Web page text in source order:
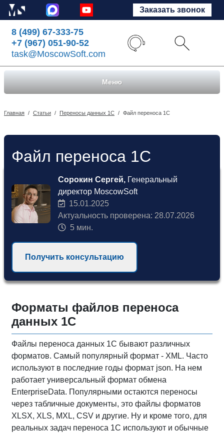
Заказать звонок
8 (499) 67-333-75
+7 (967) 051-90-52
task@MoscowSoft.com
Меню
Главная / Статьи / Переносы данных 1С / Файл переноса 1С
Файл переноса 1С
Сорокин Сергей, Генеральный
директор MoscowSoft
15.01.2025
Актуальность проверена: 28.07.2026
5 мин.
Получить консультацию
Форматы файлов переноса
данных 1С
Файлы переноса данных 1С бывают различных
форматов. Самый популярный формат - XML. Часто
используют в последние годы формат json. На нем
работает универсальный формат обмена
EnterpriseData. Популярными остаются переносы
через табличные документы, это файлы форматов
XLSX, XLS, MXL, CSV и другие. Ну и кроме того, для
реальных задач переноса 1С используют и обычные